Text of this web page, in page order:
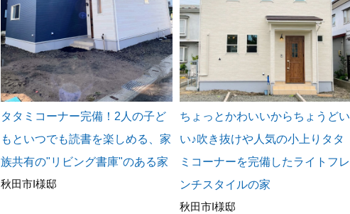
タタミコーナー完備！2人の子ど
もといつでも読書を楽しめる、家
族共有の"リビング書庫"のある家
秋田市I様邸
ちょっとかわいいからちょうどい
い♪吹き抜けや人気の小上りタタ
ミコーナーを完備したライトフレ
ンチスタイルの家
秋田市I様邸